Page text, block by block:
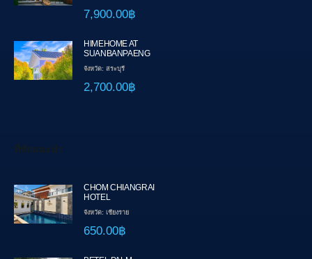
7,900.00฿
HIMEHOME AT
SUANBANPAENG
จังหวัด: สระบุรี
2,700.00฿
ที่พักแนะนำ
CHOM CHIANGRAI
HOTEL
จังหวัด: เชียงราย
650.00฿